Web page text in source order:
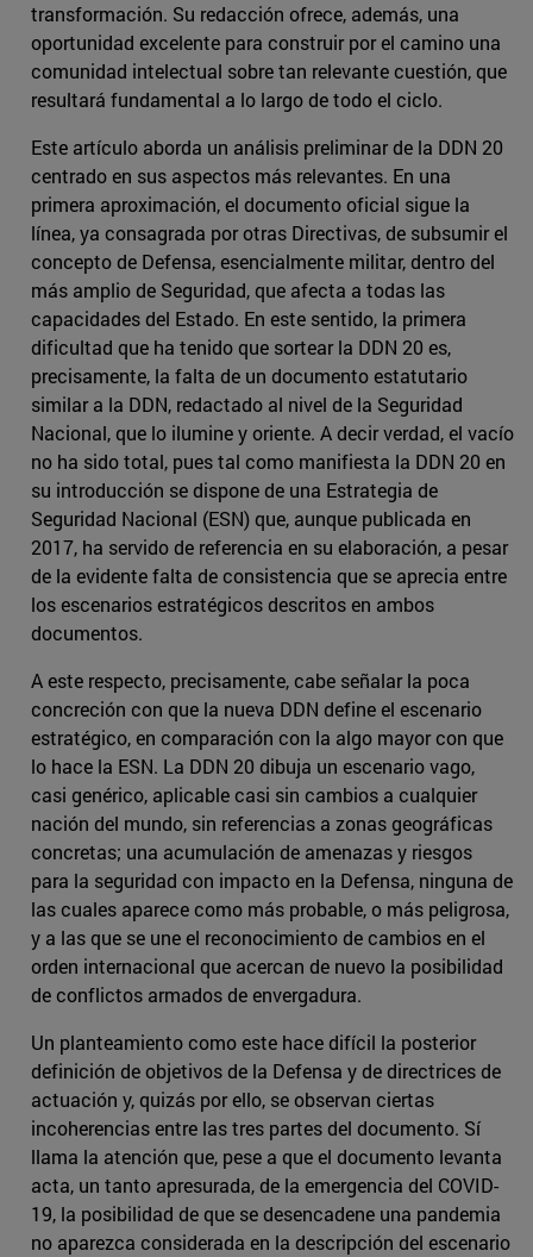
transformación. Su redacción ofrece, además, una
oportunidad excelente para construir por el camino una
comunidad intelectual sobre tan relevante cuestión, que
resultará fundamental a lo largo de todo el ciclo.
Este artículo aborda un análisis preliminar de la DDN 20
centrado en sus aspectos más relevantes. En una
primera aproximación, el documento oficial sigue la
línea, ya consagrada por otras Directivas, de subsumir el
concepto de Defensa, esencialmente militar, dentro del
más amplio de Seguridad, que afecta a todas las
capacidades del Estado. En este sentido, la primera
dificultad que ha tenido que sortear la DDN 20 es,
precisamente, la falta de un documento estatutario
similar a la DDN, redactado al nivel de la Seguridad
Nacional, que lo ilumine y oriente. A decir verdad, el vacío
no ha sido total, pues tal como manifiesta la DDN 20 en
su introducción se dispone de una Estrategia de
Seguridad Nacional (ESN) que, aunque publicada en
2017, ha servido de referencia en su elaboración, a pesar
de la evidente falta de consistencia que se aprecia entre
los escenarios estratégicos descritos en ambos
documentos.
A este respecto, precisamente, cabe señalar la poca
concreción con que la nueva DDN define el escenario
estratégico, en comparación con la algo mayor con que
lo hace la ESN. La DDN 20 dibuja un escenario vago,
casi genérico, aplicable casi sin cambios a cualquier
nación del mundo, sin referencias a zonas geográficas
concretas; una acumulación de amenazas y riesgos
para la seguridad con impacto en la Defensa, ninguna de
las cuales aparece como más probable, o más peligrosa,
y a las que se une el reconocimiento de cambios en el
orden internacional que acercan de nuevo la posibilidad
de conflictos armados de envergadura.
Un planteamiento como este hace difícil la posterior
definición de objetivos de la Defensa y de directrices de
actuación y, quizás por ello, se observan ciertas
incoherencias entre las tres partes del documento. Sí
llama la atención que, pese a que el documento levanta
acta, un tanto apresurada, de la emergencia del COVID-
19, la posibilidad de que se desencadene una pandemia
no aparezca considerada en la descripción del escenario